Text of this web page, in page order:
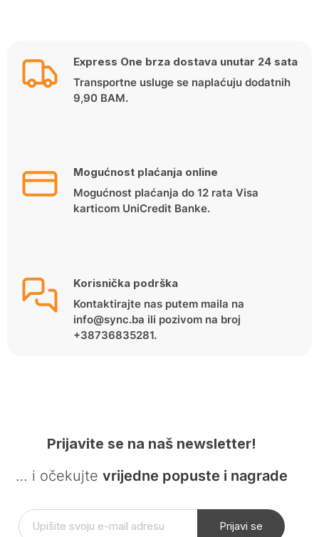
Express One brza dostava unutar 24 sata
Transportne usluge se naplaćuju dodatnih
9,90 BAM.
Mogućnost plaćanja online
Mogućnost plaćanja do 12 rata Visa
karticom UniCredit Banke.
Korisnička podrška
Kontaktirajte nas putem maila na
info@sync.ba ili pozivom na broj
+38736835281.
Prijavite se na naš newsletter!
… i očekujte vrijedne popuste i nagrade
Prijavi se